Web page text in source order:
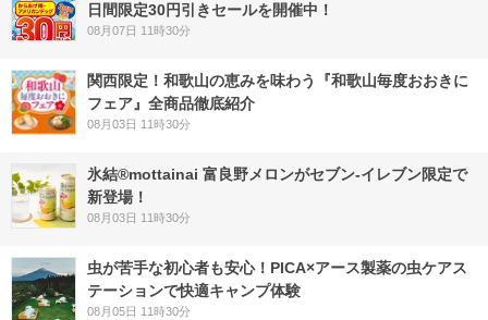
日間限定30円引きセールを開催中！
08月07日 11時30分
関西限定！和歌山の恵みを味わう『和歌山毎度おおきに
フェア』全商品徹底紹介
08月03日 11時30分
氷結®mottainai 富良野メロンがセブン‐イレブン限定で
新登場！
08月03日 11時30分
虫が苦手な初心者も安心！PICA×アース製薬の虫ケアス
テーションで快適キャンプ体験
08月05日 11時30分